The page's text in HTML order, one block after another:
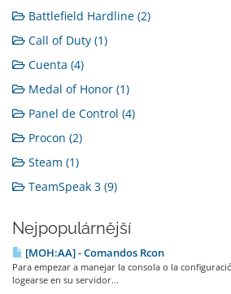
Battlefield Hardline (2)
Call of Duty (1)
Cuenta (4)
Medal of Honor (1)
Panel de Control (4)
Procon (2)
Steam (1)
TeamSpeak 3 (9)
Nejpopulárnější
[MOH:AA] - Comandos Rcon
Para empezar a manejar la consola o la
logearse en su servidor...